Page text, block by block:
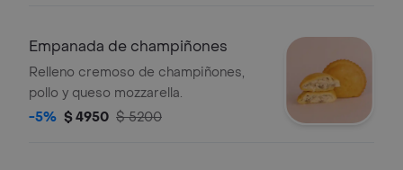
Empanada de champiñones
Relleno cremoso de champiñones,
pollo y queso mozzarella.
-5% $ 4950 $ 5200